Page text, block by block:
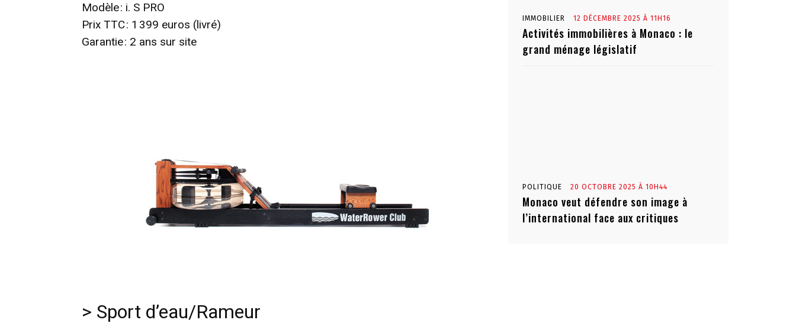
Modèle : i. S PRO
Prix TTC : 1 399 euros (livré)
Garantie : 2 ans sur site
> Sport d’eau/Rameur
IMMOBILIER 12 DÉCEMBRE 2025 À 11H16
Activités immobilières à Monaco : le
grand ménage législatif
POLITIQUE 20 OCTOBRE 2025 À 10H44
Monaco veut défendre son image à
l’international face aux critiques